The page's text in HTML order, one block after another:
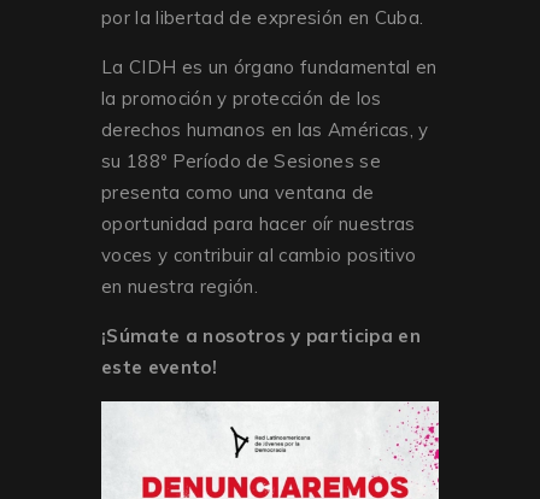
por la libertad de expresión en Cuba.
La CIDH es un órgano fundamental en
la promoción y protección de los
derechos humanos en las Américas, y
su 188º Período de Sesiones se
presenta como una ventana de
oportunidad para hacer oír nuestras
voces y contribuir al cambio positivo
en nuestra región.
¡Súmate a nosotros y participa en
este evento!